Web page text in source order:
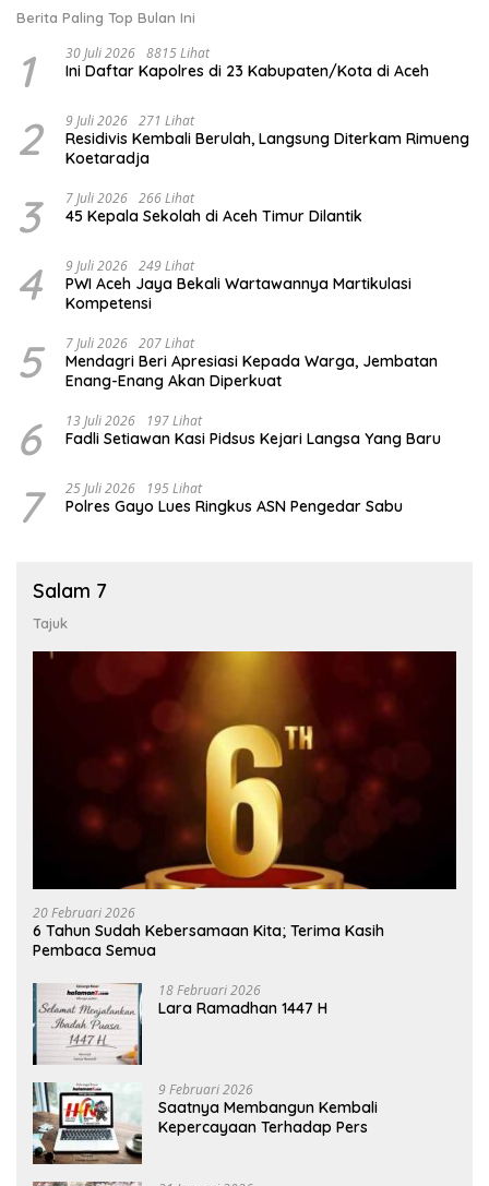
Berita Paling Top Bulan Ini
1 30 Juli 2026 8815 Lihat
Ini Daftar Kapolres di 23 Kabupaten/Kota di Aceh
2 9 Juli 2026 271 Lihat
Residivis Kembali Berulah, Langsung Diterkam Rimueng
Koetaradja
3 7 Juli 2026 266 Lihat
45 Kepala Sekolah di Aceh Timur Dilantik
4 9 Juli 2026 249 Lihat
PWI Aceh Jaya Bekali Wartawannya Martikulasi
Kompetensi
5 7 Juli 2026 207 Lihat
Mendagri Beri Apresiasi Kepada Warga, Jembatan
Enang-Enang Akan Diperkuat
6 13 Juli 2026 197 Lihat
Fadli Setiawan Kasi Pidsus Kejari Langsa Yang Baru
7 25 Juli 2026 195 Lihat
Polres Gayo Lues Ringkus ASN Pengedar Sabu
Salam 7
Tajuk
20 Februari 2026
6 Tahun Sudah Kebersamaan Kita; Terima Kasih
Pembaca Semua
18 Februari 2026
Lara Ramadhan 1447 H
9 Februari 2026
Saatnya Membangun Kembali
Kepercayaan Terhadap Pers